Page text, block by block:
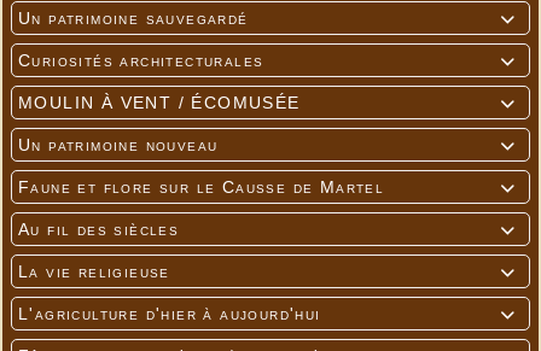

Un patrimoine sauvegardé

Curiosités architecturales

MOULIN À VENT / ÉCOMUSÉE

Un patrimoine nouveau

Faune et flore sur le Causse de Martel

Au fil des siècles

La vie religieuse

L'agriculture d'hier à aujourd'hui